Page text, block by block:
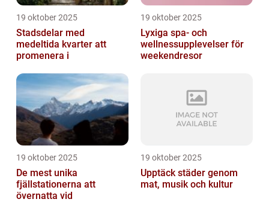
19 oktober 2025
Stadsdelar med
medeltida kvarter att
promenera i
19 oktober 2025
Lyxiga spa- och
wellnessupplevelser för
weekendresor
19 oktober 2025
De mest unika
fjällstationerna att
övernatta vid
19 oktober 2025
Upptäck städer genom
mat, musik och kultur